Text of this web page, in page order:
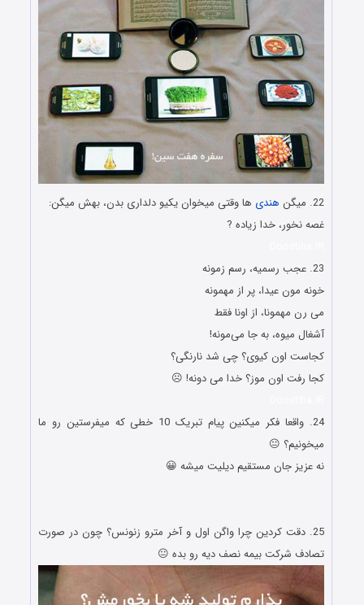
22. میگن هندی ها وقتی میخوان یکیو دلداری بدن، بهش میگن:
غصه نخور، خدا زیاده ?
23. عجب رسمیه، رسم زمونه
خونه‌ مون عیدا، پر از مهمونه
می‌ رن مهمونا، از اونا فقط
آشغال میوه، به جا می‌مونه!
کجاست اون کیوی؟ چی شد نارنگی؟
کجا رفت اون موز؟ خدا می‌ دونه! ☹️
24. واقعا فکر میکنین پیام تبریک 10 خطی که میفرستین رو ما
میخونیم؟ 😐
نه عزیز جان مستقیم دیلیت میشه 😀
25. دقت کردین چرا واگن اول و آخر مترو زنونس؟ چون در صورت
تصادف شرکت بیمه نصف دیه رو بده 😐